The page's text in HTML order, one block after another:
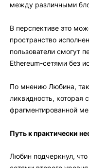
между различными
В перспективе это
пространство
пользователи смогут
Ethereum-сетями без
По мнению Любина,
ликвидность, которая
фрагментированной
Путь к практически
Любин подчеркнул,